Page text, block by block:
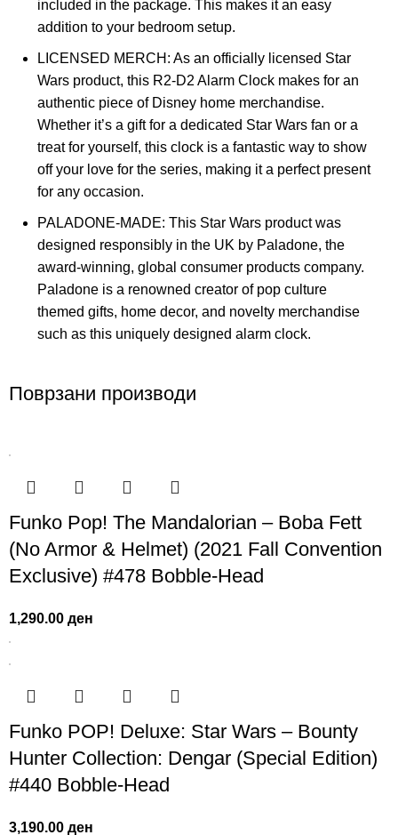
included in the package. This makes it an easy
addition to your bedroom setup.
LICENSED MERCH: As an officially licensed Star
Wars product, this R2-D2 Alarm Clock makes for an
authentic piece of Disney home merchandise.
Whether it’s a gift for a dedicated Star Wars fan or a
treat for yourself, this clock is a fantastic way to show
off your love for the series, making it a perfect present
for any occasion.
PALADONE-MADE: This Star Wars product was
designed responsibly in the UK by Paladone, the
award-winning, global consumer products company.
Paladone is a renowned creator of pop culture
themed gifts, home decor, and novelty merchandise
such as this uniquely designed alarm clock.
Поврзани производи
Funko Pop! The Mandalorian – Boba Fett
(No Armor & Helmet) (2021 Fall Convention
Exclusive) #478 Bobble-Head
1,290.00ден
Funko POP! Deluxe: Star Wars – Bounty
Hunter Collection: Dengar (Special Edition)
#440 Bobble-Head
3,190.00ден